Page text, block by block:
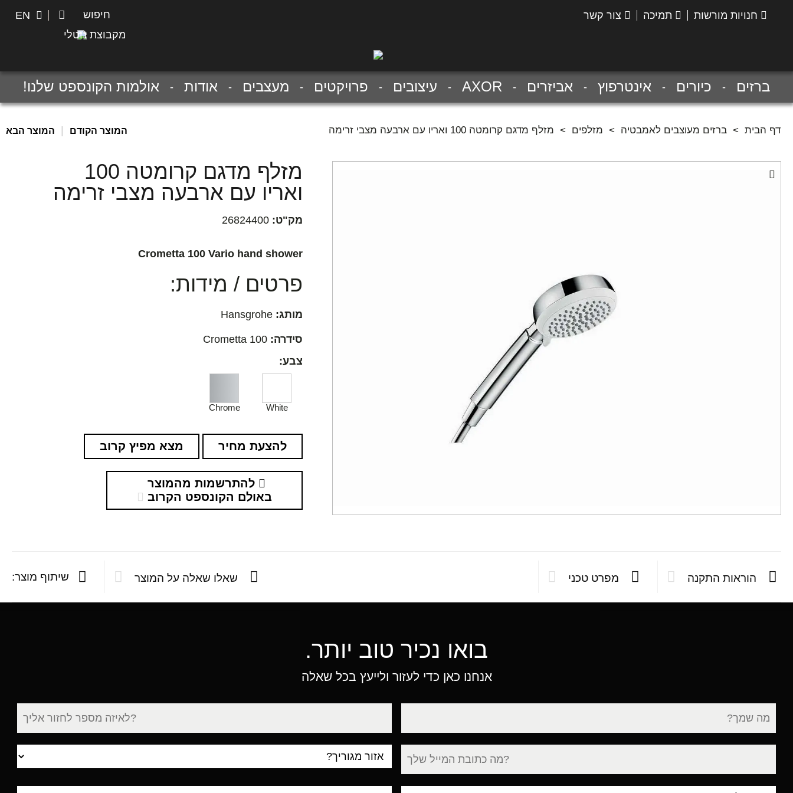
חנויות מורשות תמיכה צור קשר חיפוש EN
מקבוצת נוטלי
ברזים כיורים אינטרפוץ אביזרים AXOR עיצובים פרויקטים מעצבים אודות אולמות הקונספט שלנו!
דף הבית > ברזים מעוצבים לאמבטיה > מזלפים > מזלף מדגם קרומטה 100 ואריו עם ארבעה מצבי זרימה המוצר הקודם המוצר הבא
מזלף מדגם קרומטה 100
ואריו עם ארבעה מצבי זרימה
מק"ט: 26824400
Crometta 100 Vario hand shower
פרטים / מידות:
מותג:
סידרה:
צבע:
White
Chrome
להצעת מחיר מצא מפיץ קרוב
להתרשמות מהמוצר
באולם הקונספט הקרוב
הוראות התקנה מפרט טכני שאלו שאלה על המוצר שיתוף מוצר:
בואו נכיר טוב יותר.
אנחנו כאן כדי לעזור ולייעץ בכל שאלה
עיר
מגורים